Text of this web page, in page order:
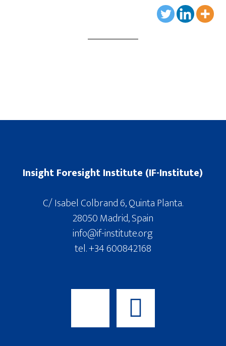
Insight Foresight Institute (IF-Institute)
C/ Isabel Colbrand 6, Quinta Planta.
28050 Madrid, Spain
info@if-institute.org
tel. +34 600842168